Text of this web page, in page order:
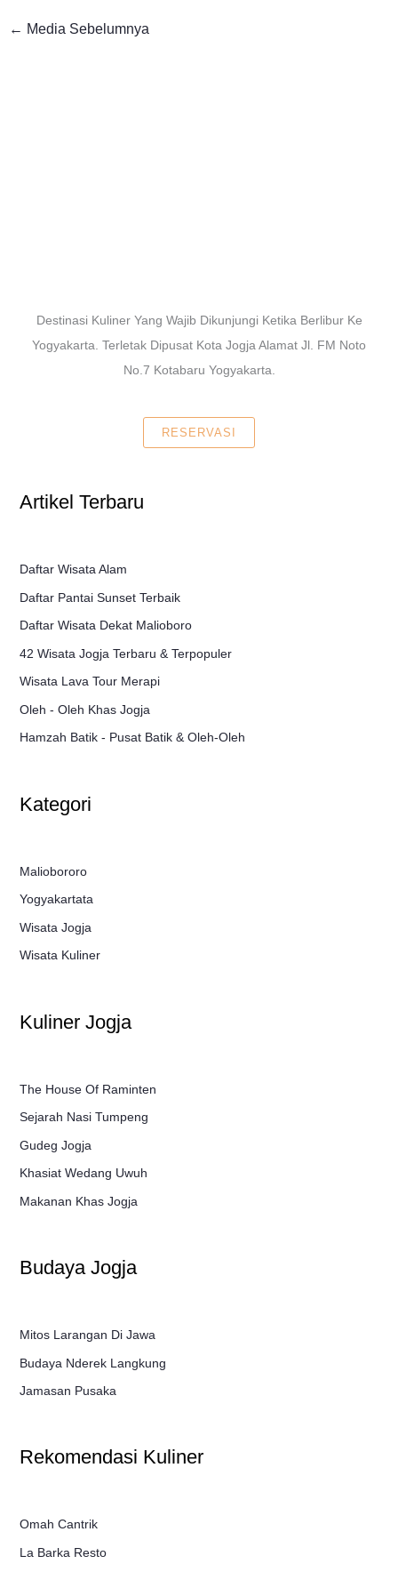
← Media Sebelumnya
Destinasi Kuliner Yang Wajib Dikunjungi Ketika Berlibur Ke
Yogyakarta. Terletak Dipusat Kota Jogja Alamat Jl. FM Noto
No.7 Kotabaru Yogyakarta.
RESERVASI
Artikel Terbaru
Daftar Wisata Alam
Daftar Pantai Sunset Terbaik
Daftar Wisata Dekat Malioboro
42 Wisata Jogja Terbaru & Terpopuler
Wisata Lava Tour Merapi
Oleh - Oleh Khas Jogja
Hamzah Batik - Pusat Batik & Oleh-Oleh
Kategori
Maliobororo
Yogyakartata
Wisata Jogja
Wisata Kuliner
Kuliner Jogja
The House Of Raminten
Sejarah Nasi Tumpeng
Gudeg Jogja
Khasiat Wedang Uwuh
Makanan Khas Jogja
Budaya Jogja
Mitos Larangan Di Jawa
Budaya Nderek Langkung
Jamasan Pusaka
Rekomendasi Kuliner
Omah Cantrik
La Barka Resto